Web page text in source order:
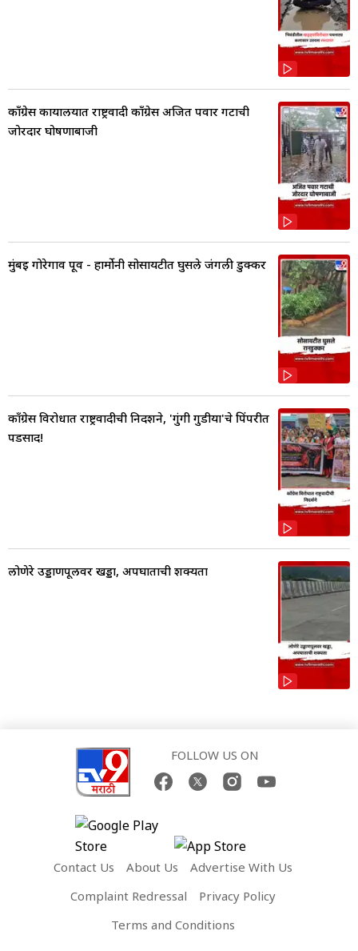
काँग्रेस कार्यालयात राष्ट्रवादी काँग्रेस अजित पवार गटाची
जोरदार घोषणाबाजी
मुंबई गोरेगाव पूर्व - हार्मोनी सोसायटीत घुसले जंगली डुक्कर
काँग्रेस विरोधात राष्ट्रवादीची निदर्शने, 'गुंगी गुडीया'चे पिंपरीत
पडसाद!
लोणेरे उड्डाणपूलवर खड्डा, अपघाताची शक्यता
FOLLOW US ON
Contact Us About Us
Advertise With Us
Complaint Redressal
Privacy Policy
Terms and Conditions